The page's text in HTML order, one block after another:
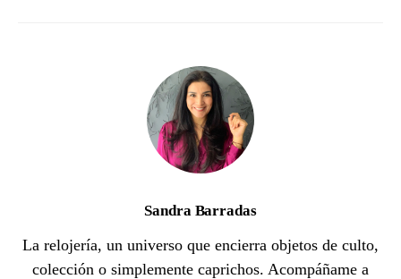
Sandra Barradas
La relojería, un universo que encierra objetos de culto,
colección o simplemente caprichos. Acompáñame a